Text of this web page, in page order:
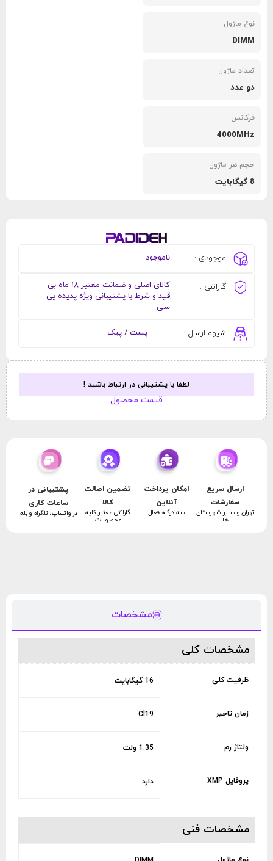
نوع ماژول
DIMM
تعداد ماژول
دو عدد
فرکانس
4000MHz
حجم هر ماژول
8 گیگابایت
موجودی : ناموجود
گارانتی :
کالای اصلی و ضمانت معتبر ۱۸ ماه بی
قید و شرط با پشتیبانی ویژه پدیده پی
سی
شیوه ارسال : پست / پیک
لطفا با پشتیبانی در ارتباط باشید !
قیمت محصول
ارسال سریع
سفارشات
تهران و سایر شهرستان
ها
امکان پرداخت
آنلاین
سه درگاه فعال
تضمین اصالت
کالا
گارانتی معتبر کلیه
محصولات
پشتیبانی در
ساعات کاری
در واتساپ، تلگرام و بله
مشخصات
مشخصات کلی
ظرفیت کلی 16 گيگابايت
زمان تاخیر Cl19
ولتاژ رم 1.35 ولت
پروفایل XMP دارد
مشخصات فنی